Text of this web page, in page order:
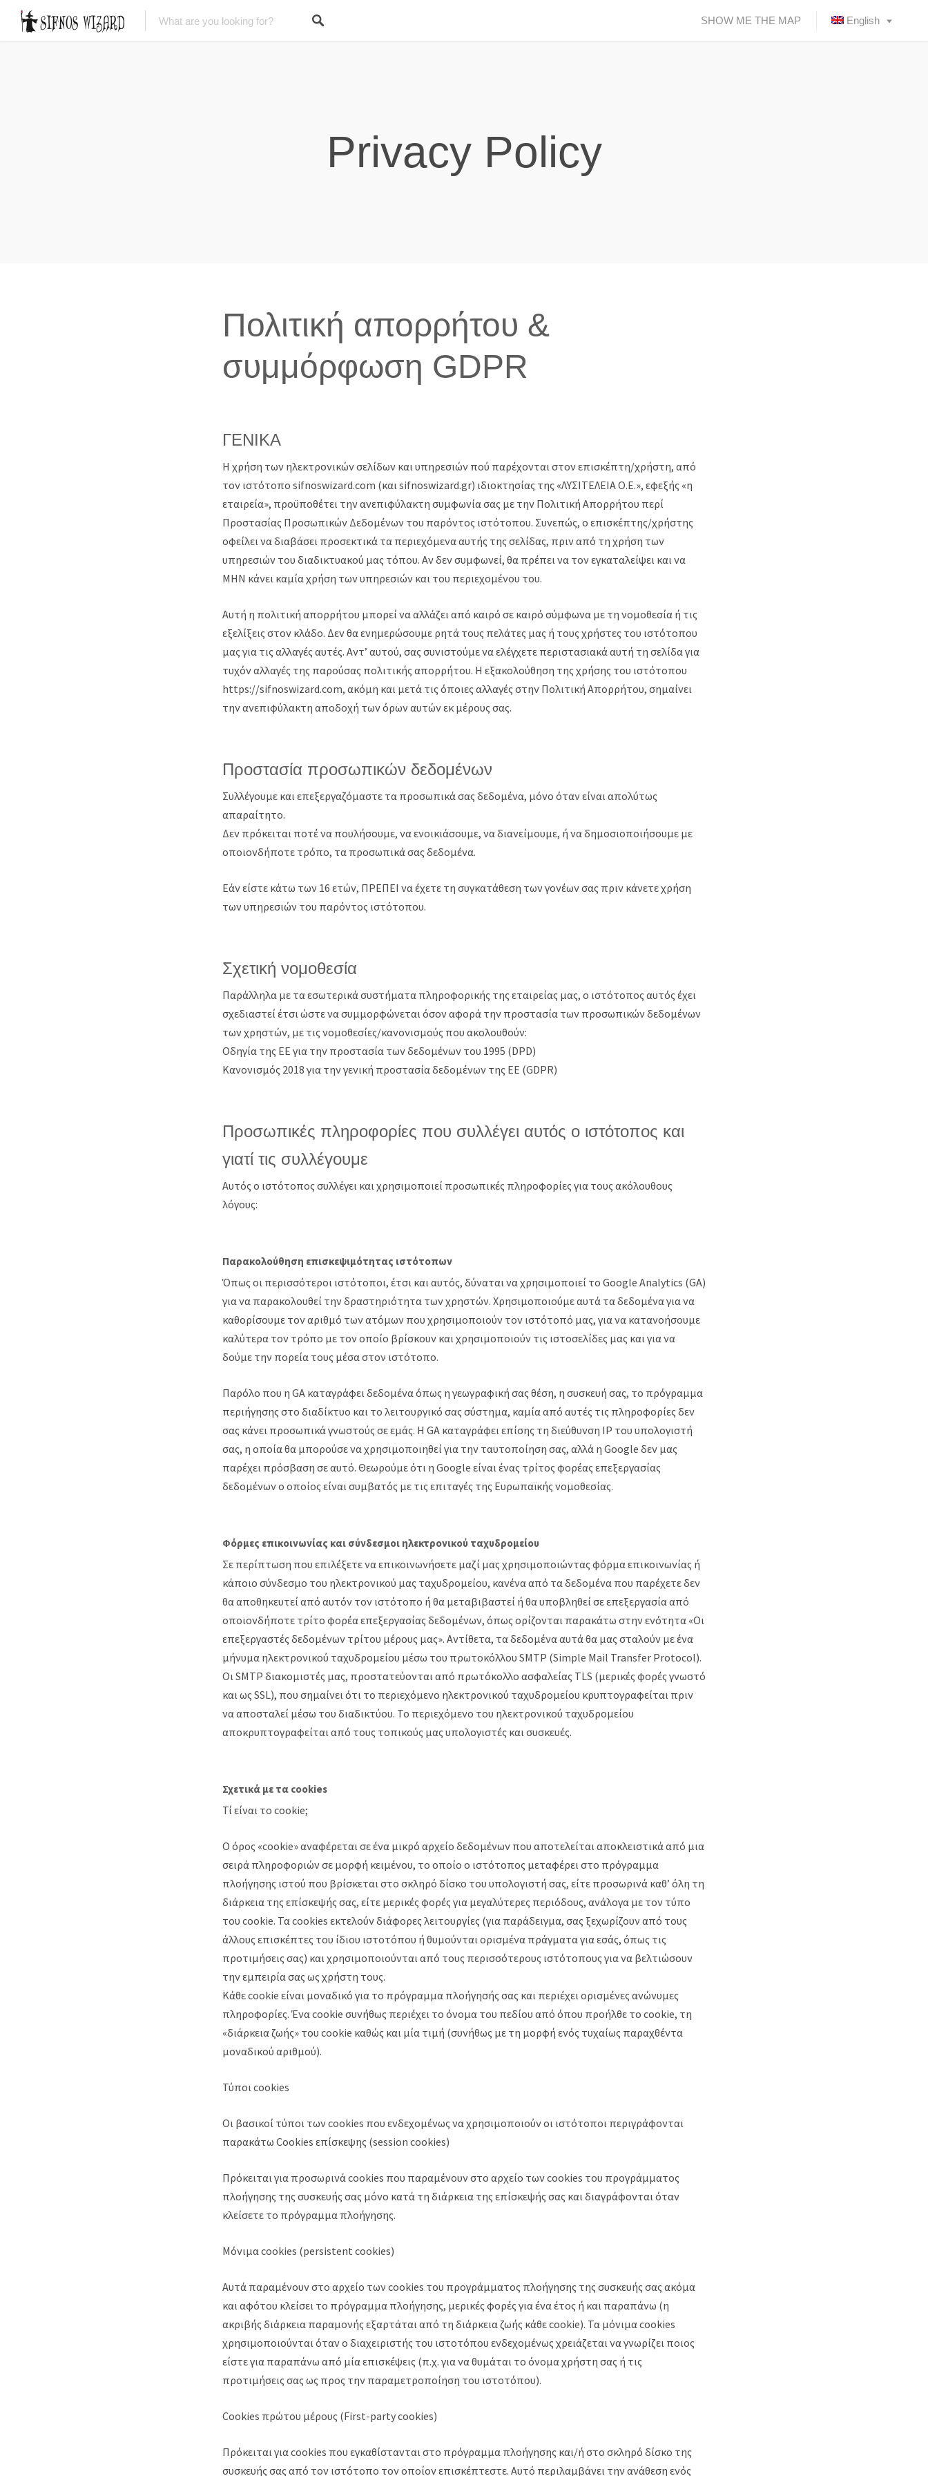
SHOW ME THE MAP English
Privacy Policy
Πολιτική απορρήτου &
συμμόρφωση GDPR
ΓΕΝΙΚΑ
Η χρήση των ηλεκτρονικών σελίδων και υπηρεσιών πού παρέχονται στον επισκέπτη/χρήστη, από
τον ιστότοπο sifnoswizard.com (και sifnoswizard.gr) ιδιοκτησίας της «ΛΥΣΙΤΕΛΕΙΑ Ο.Ε.», εφεξής «η
εταιρεία», προϋποθέτει την ανεπιφύλακτη συμφωνία σας με την Πολιτική Απορρήτου περί
Προστασίας Προσωπικών Δεδομένων του παρόντος ιστότοπου. Συνεπώς, ο επισκέπτης/χρήστης
οφείλει να διαβάσει προσεκτικά τα περιεχόμενα αυτής της σελίδας, πριν από τη χρήση των
υπηρεσιών του διαδικτυακού μας τόπου. Αν δεν συμφωνεί, θα πρέπει να τον εγκαταλείψει και να
ΜΗΝ κάνει καμία χρήση των υπηρεσιών και του περιεχομένου του.
Αυτή η πολιτική απορρήτου μπορεί να αλλάζει από καιρό σε καιρό σύμφωνα με τη νομοθεσία ή τις
εξελίξεις στον κλάδο. Δεν θα ενημερώσουμε ρητά τους πελάτες μας ή τους χρήστες του ιστότοπου
μας για τις αλλαγές αυτές. Αντ’ αυτού, σας συνιστούμε να ελέγχετε περιστασιακά αυτή τη σελίδα για
τυχόν αλλαγές της παρούσας πολιτικής απορρήτου. Η εξακολούθηση της χρήσης του ιστότοπου
https://sifnoswizard.com, ακόμη και μετά τις όποιες αλλαγές στην Πολιτική Απορρήτου, σημαίνει
την ανεπιφύλακτη αποδοχή των όρων αυτών εκ μέρους σας.
Προστασία προσωπικών δεδομένων
Συλλέγουμε και επεξεργαζόμαστε τα προσωπικά σας δεδομένα, μόνο όταν είναι απολύτως
απαραίτητο.
Δεν πρόκειται ποτέ να πουλήσουμε, να ενοικιάσουμε, να διανείμουμε, ή να δημοσιοποιήσουμε με
οποιονδήποτε τρόπο, τα προσωπικά σας δεδομένα.
Εάν είστε κάτω των 16 ετών, ΠΡΕΠΕΙ να έχετε τη συγκατάθεση των γονέων σας πριν κάνετε χρήση
των υπηρεσιών του παρόντος ιστότοπου.
Σχετική νομοθεσία
Παράλληλα με τα εσωτερικά συστήματα πληροφορικής της εταιρείας μας, ο ιστότοπος αυτός έχει
σχεδιαστεί έτσι ώστε να συμμορφώνεται όσον αφορά την προστασία των προσωπικών δεδομένων
των χρηστών, με τις νομοθεσίες/κανονισμούς που ακολουθούν:
Οδηγία της ΕΕ για την προστασία των δεδομένων του 1995 (DPD)
Κανονισμός 2018 για την γενική προστασία δεδομένων της ΕΕ (GDPR)
Προσωπικές πληροφορίες που συλλέγει αυτός ο ιστότοπος και
γιατί τις συλλέγουμε
Αυτός ο ιστότοπος συλλέγει και χρησιμοποιεί προσωπικές πληροφορίες για τους ακόλουθους
λόγους:
Παρακολούθηση επισκεψιμότητας ιστότοπων
Όπως οι περισσότεροι ιστότοποι, έτσι και αυτός, δύναται να χρησιμοποιεί το Google Analytics (GA)
για να παρακολουθεί την δραστηριότητα των χρηστών. Χρησιμοποιούμε αυτά τα δεδομένα για να
καθορίσουμε τον αριθμό των ατόμων που χρησιμοποιούν τον ιστότοπό μας, για να κατανοήσουμε
καλύτερα τον τρόπο με τον οποίο βρίσκουν και χρησιμοποιούν τις ιστοσελίδες μας και για να
δούμε την πορεία τους μέσα στον ιστότοπο.
Παρόλο που η GA καταγράφει δεδομένα όπως η γεωγραφική σας θέση, η συσκευή σας, το πρόγραμμα
περιήγησης στο διαδίκτυο και το λειτουργικό σας σύστημα, καμία από αυτές τις πληροφορίες δεν
σας κάνει προσωπικά γνωστούς σε εμάς. Η GA καταγράφει επίσης τη διεύθυνση IP του υπολογιστή
σας, η οποία θα μπορούσε να χρησιμοποιηθεί για την ταυτοποίηση σας, αλλά η Google δεν μας
παρέχει πρόσβαση σε αυτό. Θεωρούμε ότι η Google είναι ένας τρίτος φορέας επεξεργασίας
δεδομένων ο οποίος είναι συμβατός με τις επιταγές της Ευρωπαϊκής νομοθεσίας.
Φόρμες επικοινωνίας και σύνδεσμοι ηλεκτρονικού ταχυδρομείου
Σε περίπτωση που επιλέξετε να επικοινωνήσετε μαζί μας χρησιμοποιώντας φόρμα επικοινωνίας ή
κάποιο σύνδεσμο του ηλεκτρονικού μας ταχυδρομείου, κανένα από τα δεδομένα που παρέχετε δεν
θα αποθηκευτεί από αυτόν τον ιστότοπο ή θα μεταβιβαστεί ή θα υποβληθεί σε επεξεργασία από
οποιονδήποτε τρίτο φορέα επεξεργασίας δεδομένων, όπως ορίζονται παρακάτω στην ενότητα «Οι
επεξεργαστές δεδομένων τρίτου μέρους μας». Αντίθετα, τα δεδομένα αυτά θα μας σταλούν με ένα
μήνυμα ηλεκτρονικού ταχυδρομείου μέσω του πρωτοκόλλου SMTP (Simple Mail Transfer Protocol).
Οι SMTP διακομιστές μας, προστατεύονται από πρωτόκολλο ασφαλείας TLS (μερικές φορές γνωστό
και ως SSL), που σημαίνει ότι το περιεχόμενο ηλεκτρονικού ταχυδρομείου κρυπτογραφείται πριν
να αποσταλεί μέσω του διαδικτύου. Το περιεχόμενο του ηλεκτρονικού ταχυδρομείου
αποκρυπτογραφείται από τους τοπικούς μας υπολογιστές και συσκευές.
Σχετικά με τα cookies
Τί είναι το cookie;
Ο όρος «cookie» αναφέρεται σε ένα μικρό αρχείο δεδομένων που αποτελείται αποκλειστικά από μια
σειρά πληροφοριών σε μορφή κειμένου, το οποίο ο ιστότοπος μεταφέρει στο πρόγραμμα
πλοήγησης ιστού που βρίσκεται στο σκληρό δίσκο του υπολογιστή σας, είτε προσωρινά καθ’ όλη τη
διάρκεια της επίσκεψής σας, είτε μερικές φορές για μεγαλύτερες περιόδους, ανάλογα με τον τύπο
του cookie. Τα cookies εκτελούν διάφορες λειτουργίες (για παράδειγμα, σας ξεχωρίζουν από τους
άλλους επισκέπτες του ίδιου ιστοτόπου ή θυμούνται ορισμένα πράγματα για εσάς, όπως τις
προτιμήσεις σας) και χρησιμοποιούνται από τους περισσότερους ιστότοπους για να βελτιώσουν
την εμπειρία σας ως χρήστη τους.
Κάθε cookie είναι μοναδικό για το πρόγραμμα πλοήγησής σας και περιέχει ορισμένες ανώνυμες
πληροφορίες. Ένα cookie συνήθως περιέχει το όνομα του πεδίου από όπου προήλθε το cookie, τη
«διάρκεια ζωής» του cookie καθώς και μία τιμή (συνήθως με τη μορφή ενός τυχαίως παραχθέντα
μοναδικού αριθμού).
Τύποι cookies
Οι βασικοί τύποι των cookies που ενδεχομένως να χρησιμοποιούν οι ιστότοποι περιγράφονται
παρακάτω Cookies επίσκεψης (session cookies)
Πρόκειται για προσωρινά cookies που παραμένουν στο αρχείο των cookies του προγράμματος
πλοήγησης της συσκευής σας μόνο κατά τη διάρκεια της επίσκεψής σας και διαγράφονται όταν
κλείσετε το πρόγραμμα πλοήγησης.
Μόνιμα cookies (persistent cookies)
Αυτά παραμένουν στο αρχείο των cookies του προγράμματος πλοήγησης της συσκευής σας ακόμα
και αφότου κλείσει το πρόγραμμα πλοήγησης, μερικές φορές για ένα έτος ή και παραπάνω (η
ακριβής διάρκεια παραμονής εξαρτάται από τη διάρκεια ζωής κάθε cookie). Τα μόνιμα cookies
χρησιμοποιούνται όταν ο διαχειριστής του ιστοτόπου ενδεχομένως χρειάζεται να γνωρίζει ποιος
είστε για παραπάνω από μία επισκέψεις (π.χ. για να θυμάται το όνομα χρήστη σας ή τις
προτιμήσεις σας ως προς την παραμετροποίηση του ιστοτόπου).
Cookies πρώτου μέρους (First-party cookies)
Πρόκειται για cookies που εγκαθίστανται στο πρόγραμμα πλοήγησης και/ή στο σκληρό δίσκο της
συσκευής σας από τον ιστότοπο τον οποίον επισκέπτεστε. Αυτό περιλαμβάνει την ανάθεση ενός